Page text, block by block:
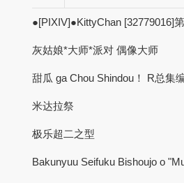
●[PIXIV]●KittyChan [32779016]
灰姑娘*大师*派对 偶像大师
甜瓜 ga Chou Shindou！ R总集
米达拉祭
极乐超二之型
Bakunyuu Seifuku Bishoujo o